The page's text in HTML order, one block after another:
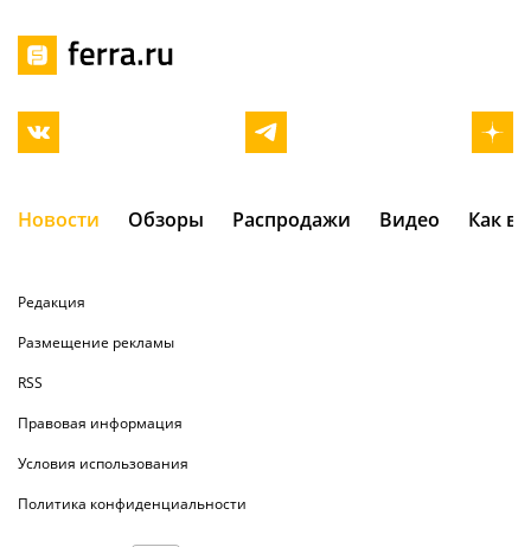
Новости Обзоры Распродажи Видео Как
Редакция
Размещение рекламы
RSS
Правовая информация
Условия использования
Политика конфиденциальности